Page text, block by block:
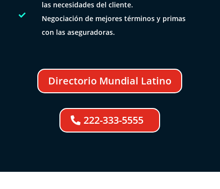
las necesidades del cliente.

Negociación de mejores términos y primas
con las aseguradoras.
Directorio Mundial Latino
222-333-5555